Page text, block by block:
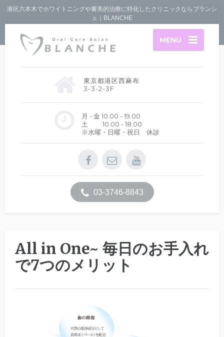
港区六本木でホワイトニングや審美的治療に特化したクリニックならブランシ
ェ｜BLANCHE
MENU
東京都港区西麻布
3-3-2-3F
月 - 金 10.00 - 19.00
土 10.00 - 18.00
※水曜・日曜・祝日 休診
03-3746-8843
All in One~ 毎日のお手入れ
で7つのメリット